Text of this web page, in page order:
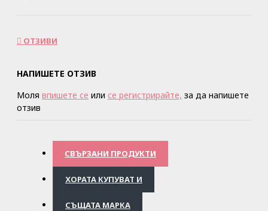
ОТЗИВИ
НАПИШЕТЕ ОТЗИВ
Моля впишете се или се регистрирайте, за да напишете
отзив
СВЪРЗАНИ ПРОДУКТИ
ХОРАТА КУПУВАТ И
СЪЩАТА МАРКА